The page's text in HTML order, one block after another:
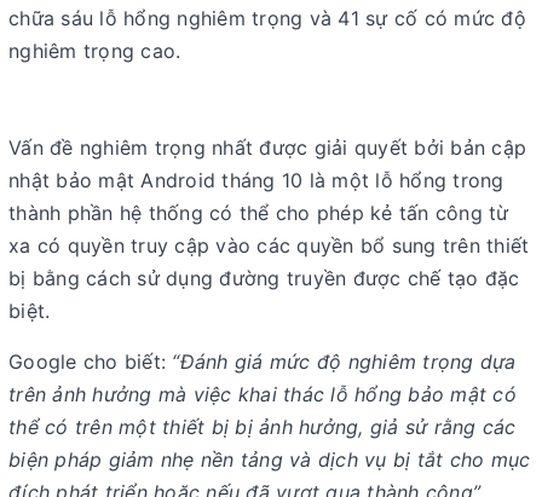
chữa sáu lỗ hổng nghiêm trọng và 41 sự cố có mức độ
nghiêm trọng cao.
Vấn đề nghiêm trọng nhất được giải quyết bởi bản cập
nhật bảo mật Android tháng 10 là một lỗ hổng trong
thành phần hệ thống có thể cho phép kẻ tấn công từ
xa có quyền truy cập vào các quyền bổ sung trên thiết
bị bằng cách sử dụng đường truyền được chế tạo đặc
biệt.
Google cho biết: “Đánh giá mức độ nghiêm trọng dựa
trên ảnh hưởng mà việc khai thác lỗ hổng bảo mật có
thể có trên một thiết bị bị ảnh hưởng, giả sử rằng các
biện pháp giảm nhẹ nền tảng và dịch vụ bị tắt cho mục